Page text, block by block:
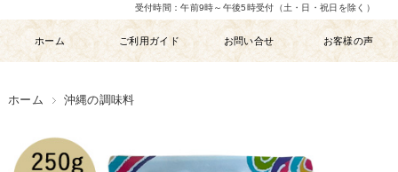
受付時間：午前9時～午後5時受付（土・日・祝日を除く）
ホーム ご利用ガイド お問い合せ お客様の声
ホーム 沖縄の調味料